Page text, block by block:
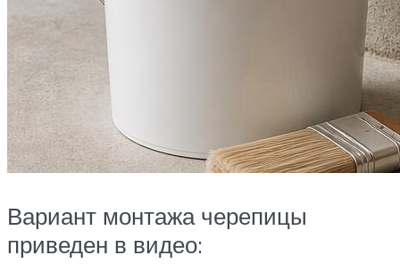
Вариант монтажа черепицы
приведен в видео: